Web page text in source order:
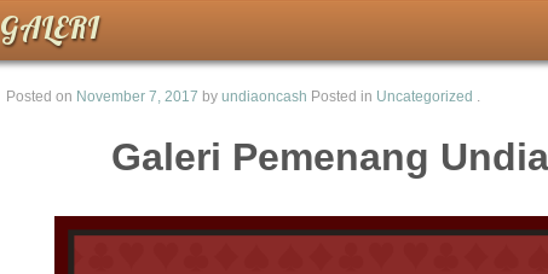
GALERI
Posted on November 7, 2017 by undiaoncash Posted in Uncategorized .
Galeri Pemenang